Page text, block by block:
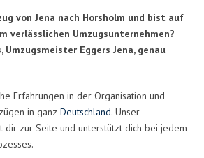
von Jena nach Horsholm und bist auf
verlässlichen Umzugsunternehmen?
Umzugsmeister Eggers Jena, genau
Erfahrungen in der Organisation und
in ganz Deutschland. Unser
dir zur Seite und unterstützt dich bei jedem